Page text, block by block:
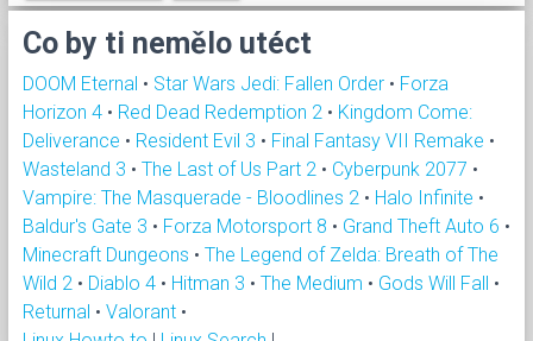
Co by ti nemělo utéct
DOOM Eternal • Star Wars Jedi: Fallen Order • Forza
Horizon 4 • Red Dead Redemption 2 • Kingdom Come:
Deliverance • Resident Evil 3 • Final Fantasy VII Remake •
Wasteland 3 • The Last of Us Part 2 • Cyberpunk 2077 •
Vampire: The Masquerade - Bloodlines 2 • Halo Infinite •
Baldur's Gate 3 • Forza Motorsport 8 • Grand Theft Auto 6 •
Minecraft Dungeons • The Legend of Zelda: Breath of The
Wild 2 • Diablo 4 • Hitman 3 • The Medium • Gods Will Fall •
Returnal • Valorant •